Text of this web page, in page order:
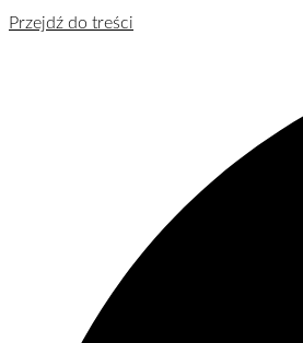
Przejdź do treści